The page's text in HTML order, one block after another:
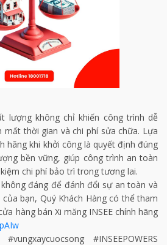
lượng không chỉ khiến công trình dễ
thời gian và chi phí sửa chữa. Lựa
hãng khi khởi công là quyết định đúng
bền vững, giúp công trình an toàn
chi phí bảo trì trong tương lai.
đáng để đánh đổi sự an toàn và
bạn, Quý Khách Hàng có thể tham
hàng bán Xi măng INSEE chính hãng
#INSEEPOWERS